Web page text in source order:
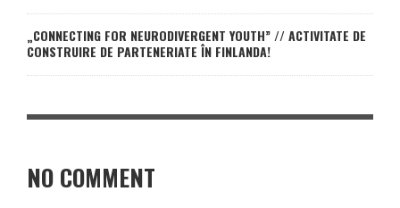
„CONNECTING FOR NEURODIVERGENT YOUTH” // ACTIVITATE DE
CONSTRUIRE DE PARTENERIATE ÎN FINLANDA!
NO COMMENT